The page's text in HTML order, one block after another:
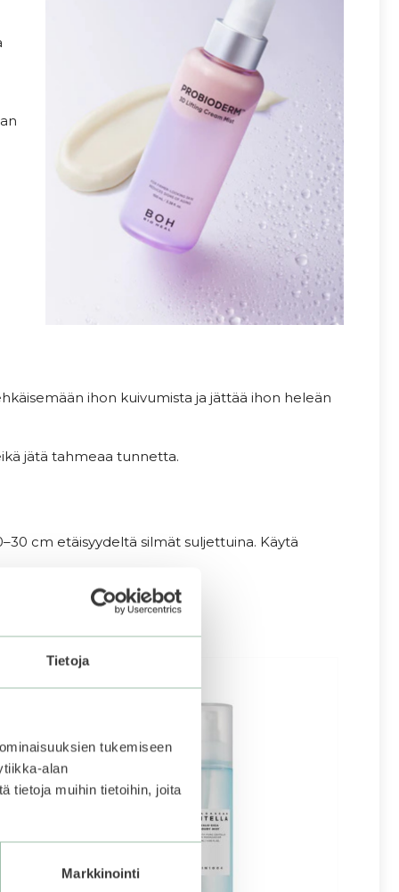
Tietoja
tukemiseen
alan
tietoja muihin tietoihin, joita
Markkinointi
ihon kuivumista ja jättää ihon heleän
jätä tahmeaa tunnetta.
cm etäisyydeltä silmät suljettuina. Käytä